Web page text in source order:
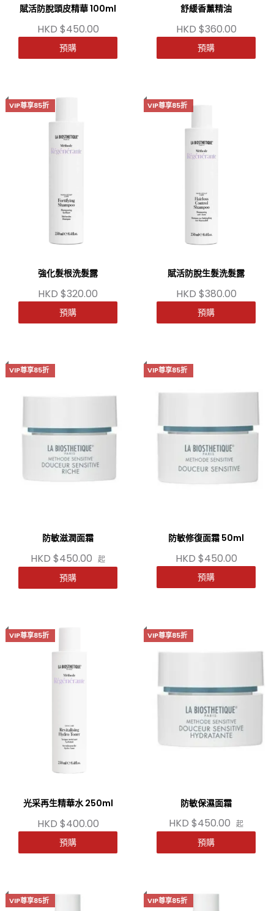
賦活防脫頭皮精華 100ml
HKD $450.00
預購
舒緩香薰精油
HKD $360.00
預購
VIP尊享85折
強化髮根洗髮露
HKD $320.00
預購
VIP尊享85折
賦活防脫生髮洗髮露
HKD $380.00
預購
VIP尊享85折
防敏滋潤面霜
HKD $450.00 起
預購
VIP尊享85折
防敏修復面霜 50ml
HKD $450.00
預購
VIP尊享85折
光采再生精華水 250ml
HKD $400.00
預購
VIP尊享85折
防敏保濕面霜
HKD $450.00 起
預購
VIP尊享85折 VIP尊享85折